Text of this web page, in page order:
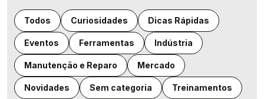
Todos Curiosidades Dicas Rápidas
Eventos Ferramentas Indústria
Manutenção e Reparo Mercado
Novidades Sem categoria Treinamentos